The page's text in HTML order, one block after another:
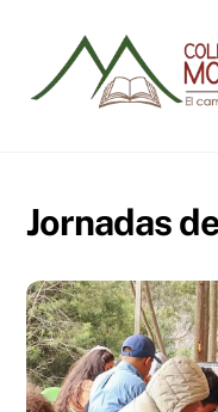
content
Jornadas